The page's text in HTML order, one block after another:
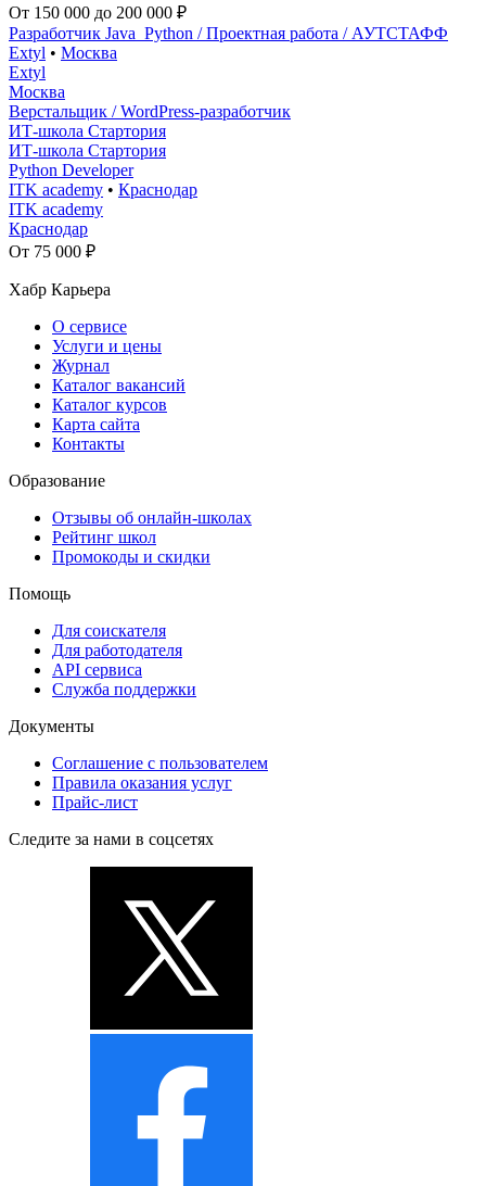
От 150 000 до 200 000 ₽
Разработчик Java_Python / Проектная работа / АУТСТАФФ
Extyl • Москва
Extyl
Москва
Верстальщик / WordPress-разработчик
ИТ-школа Стартория
ИТ-школа Стартория
Python Developer
ITK academy • Краснодар
ITK academy
Краснодар
От 75 000 ₽
Хабр Карьера
О сервисе
Услуги и цены
Журнал
Каталог вакансий
Каталог курсов
Карта сайта
Контакты
Образование
Отзывы об онлайн-школах
Рейтинг школ
Промокоды и скидки
Помощь
Для соискателя
Для работодателя
API сервиса
Служба поддержки
Документы
Соглашение с пользователем
Правила оказания услуг
Прайс-лист
Следите за нами в соцсетях